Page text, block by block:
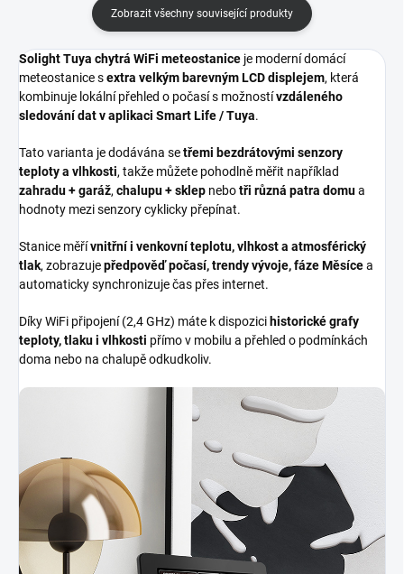
Zobrazit všechny související produkty
Solight Tuya chytrá WiFi meteostanice je moderní domácí
meteostanice sextra velkým barevným LCD displejem, která
kombinuje lokální přehled o počasí s možnostívzdáleného
sledování dat v aplikaci Smart Life / Tuya.
Tato varianta je dodávána setřemi bezdrátovými senzory
teploty a vlhkosti, takže můžete pohodlně měřit například
zahradu + garáž, chalupu + sklep nebotři různá patra domua
hodnoty mezi senzory cyklicky přepínat.
Stanice měřívnitřní i venkovní teplotu, vlhkost a atmosférický
tlak, zobrazujepředpověď počasí, trendy vývoje, fáze Měsícea
automaticky synchronizuje čas přes internet.
Díky WiFi připojení (2,4 GHz) máte k dispozici historické grafy
teploty, tlaku i vlhkosti přímo v mobilu a přehled o podmínkách
doma nebo na chalupě odkudkoliv.